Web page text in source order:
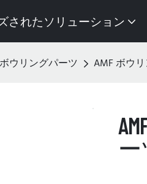
されたソリューション
ウリングパーツ AMF ボウ
ー